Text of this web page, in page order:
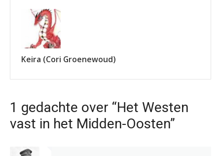
Keira (Cori Groenewoud)
1 gedachte over “Het Westen
vast in het Midden-Oosten”